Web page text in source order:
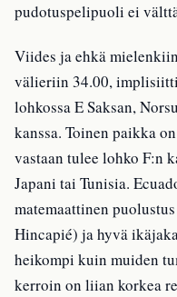
pudotuspelipuoli ei
Viides ja ehkä
välieriin 34.00,
lohkossa E Saksan,
kanssa. Toinen paikka
vastaan tulee lohko F:n
Japani tai Tunisia.
matemaattinen
Hincapié) ja hyvä
heikompi kuin muiden
kerroin on liian korkea